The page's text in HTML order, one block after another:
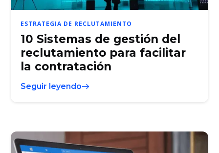
ESTRATEGIA DE RECLUTAMIENTO
10 Sistemas de gestión del
reclutamiento para facilitar
la contratación
Seguir leyendo